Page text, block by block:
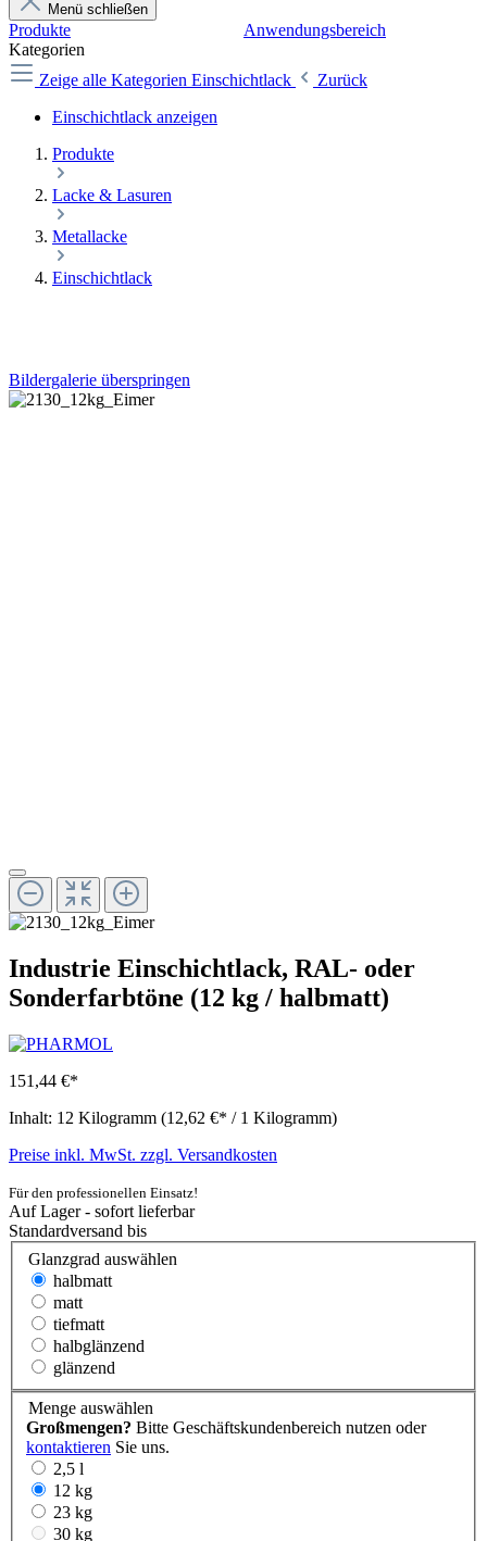
Menü schließen
Produkte
Anwendungsbereich
Kategorien
Zeige alle Kategorien Einschichtlack
Zurück
Einschichtlack anzeigen
Produkte
Lacke & Lasuren
Metallacke
Einschichtlack
Bildergalerie überspringen
Industrie Einschichtlack, RAL- oder
Sonderfarbtöne (12 kg / halbmatt)
151,44 €*
Inhalt: 12 Kilogramm (12,62 €* / 1 Kilogramm)
Preise inkl. MwSt. zzgl. Versandkosten
Für den professionellen Einsatz!
Auf Lager - sofort lieferbar
Standardversand bis
Glanzgrad auswählen
halbmatt
matt
tiefmatt
halbglänzend
glänzend
Menge auswählen
Großmengen? Bitte Geschäftskundenbereich nutzen oder
kontaktieren Sie uns.
2,5 l
12 kg
23 kg
30 kg